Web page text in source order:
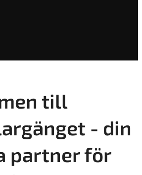
till
- din
partner för